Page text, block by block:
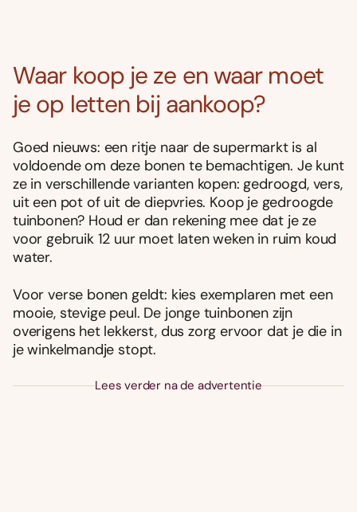
Waar koop je ze en waar moet
je op letten bij aankoop?
Goed nieuws: een ritje naar de supermarkt is al
voldoende om deze bonen te bemachtigen. Je kunt
ze in verschillende varianten kopen: gedroogd, vers,
uit een pot of uit de diepvries. Koop je gedroogde
tuinbonen? Houd er dan rekening mee dat je ze
voor gebruik 12 uur moet laten weken in ruim koud
water.
Voor verse bonen geldt: kies exemplaren met een
mooie, stevige peul. De jonge tuinbonen zijn
overigens het lekkerst, dus zorg ervoor dat je die in
je winkelmandje stopt.
Lees verder na de advertentie